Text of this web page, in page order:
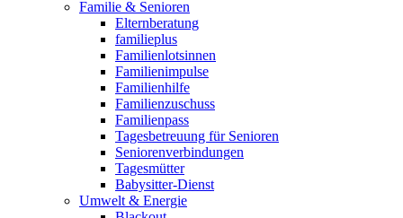
Familie & Senioren
Elternberatung
familieplus
Familienlotsinnen
Familienimpulse
Familienhilfe
Familienzuschuss
Familienpass
Tagesbetreuung für Senioren
Seniorenverbindungen
Tagesmütter
Babysitter-Dienst
Umwelt & Energie